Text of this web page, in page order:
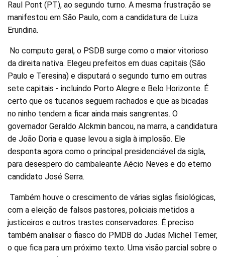
Raul Pont (PT), ao segundo turno. A mesma frustração se
manifestou em São Paulo, com a candidatura de Luiza
Erundina.
No computo geral, o PSDB surge como o maior vitorioso
da direita nativa. Elegeu prefeitos em duas capitais (São
Paulo e Teresina) e disputará o segundo turno em outras
sete capitais - incluindo Porto Alegre e Belo Horizonte. É
certo que os tucanos seguem rachados e que as bicadas
no ninho tendem a ficar ainda mais sangrentas. O
governador Geraldo Alckmin bancou, na marra, a candidatura
de João Doria e quase levou a sigla à implosão. Ele
desponta agora como o principal presidenciável da sigla,
para desespero do cambaleante Aécio Neves e do eterno
candidato José Serra.
Também houve o crescimento de várias siglas fisiológicas,
com a eleição de falsos pastores, policiais metidos a
justiceiros e outros trastes conservadores. É preciso
também analisar o fiasco do PMDB do Judas Michel Temer,
o que fica para um próximo texto. Uma visão parcial sobre o